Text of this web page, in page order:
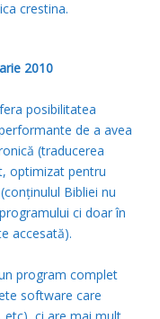
crestina.
2010
posibilitatea
de a avea
(traducerea
optimizat pentru
Bibliei nu
ci doar în
accesată).
program complet
software care